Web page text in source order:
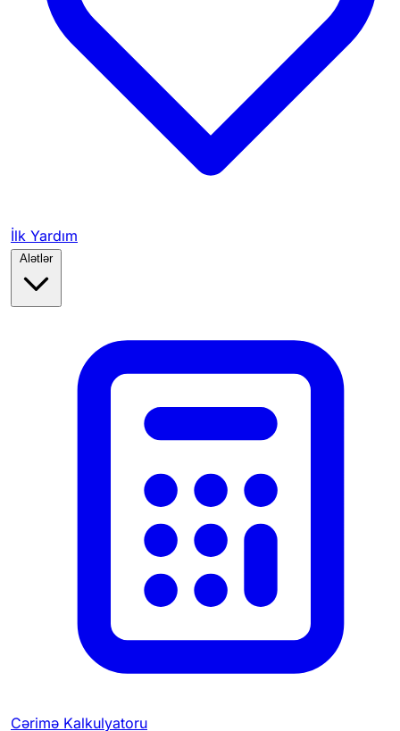
İlk Yardım
Alətlər
Cərimə Kalkulyatoru